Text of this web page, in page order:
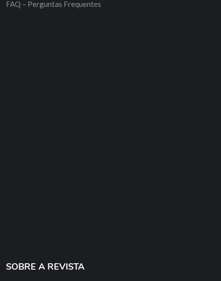
FAQ – Perguntas Frequentes
SOBRE A REVISTA